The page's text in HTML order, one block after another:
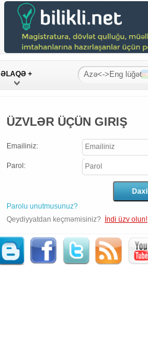
ƏLAQƏ +
ÜZVLƏR ÜÇÜN GIRIŞ
Emailiniz:
Parol:
Parolu unutmusunuz?
Qeydiyyatdan keçməmisiniz?
İndi üzv olun!